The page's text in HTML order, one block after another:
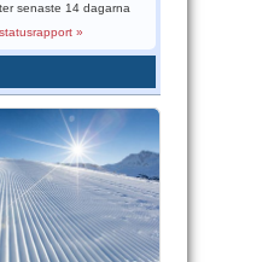
senaste 14 dagarna
»